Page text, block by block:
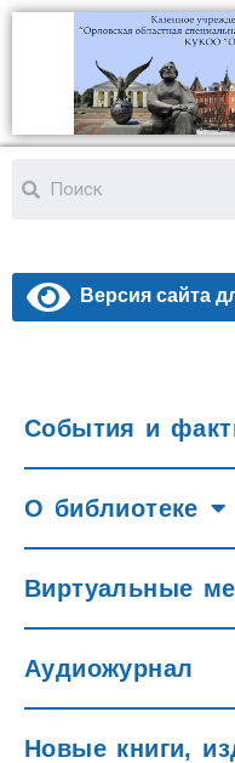
Версия сайта
События и
О библиотеке
Виртуальные
Аудиожурнал
Новые книги,